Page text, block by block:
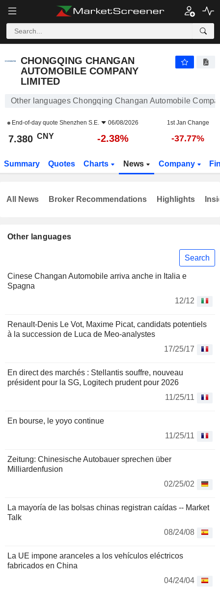
CHONGQING CHANGAN
AUTOMOBILE COMPANY
LIMITED
Other languages Chongqing Changan Automobile
End-of-day quote Shenzhen S.E. 06/08/2026 1st Jan Change
7.380 CNY -2.38% -37.77%
Summary Quotes Charts News Company
Other languages
Search
Cinese Changan Automobile arriva anche in Italia e
Spagna
12/12
Renault-Denis Le Vot, Maxime Picat, candidats potentiels
à la succession de Luca de Meo-analystes
17/25/17
En direct des marchés : Stellantis souffre, nouveau
président pour la SG, Logitech prudent pour 2026
11/25/11
En bourse, le yoyo continue
11/25/11
Zeitung: Chinesische Autobauer sprechen über
Milliardenfusion
02/25/02
La mayoría de las bolsas chinas registran caídas -- Market
Talk
08/24/08
La UE impone aranceles a los vehículos eléctricos
fabricados en China
04/24/04
All News Broker Recommendations Highlights